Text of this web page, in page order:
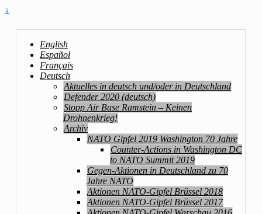
↓
English
Español
Français
Deutsch
Aktuelles in deutsch und/oder in Deutschland
Defender 2020 (deutsch)
Stopp Air Base Ramstein – Keinen
Drohnenkrieg!
Archiv
NATO Gipfel 2019 Washington 70 Jahre
Counter-Actions in Washington DC
to NATO Summit 2019
Gegen-Aktionen in Deutschland zu 70
Jahre NATO
Aktionen NATO-Gipfel Brüssel 2018
Aktionen NATO-Gipfel Brüssel 2017